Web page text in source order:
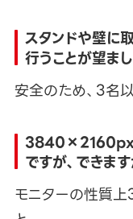
スタンドや壁に
行うことが望ま
安全のため、3名
3840×2160px
ですが、できま
モニターの性質